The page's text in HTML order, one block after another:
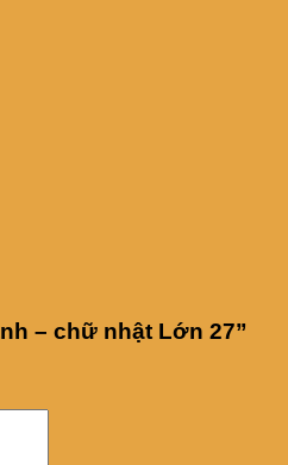
– chữ nhật Lớn 27”